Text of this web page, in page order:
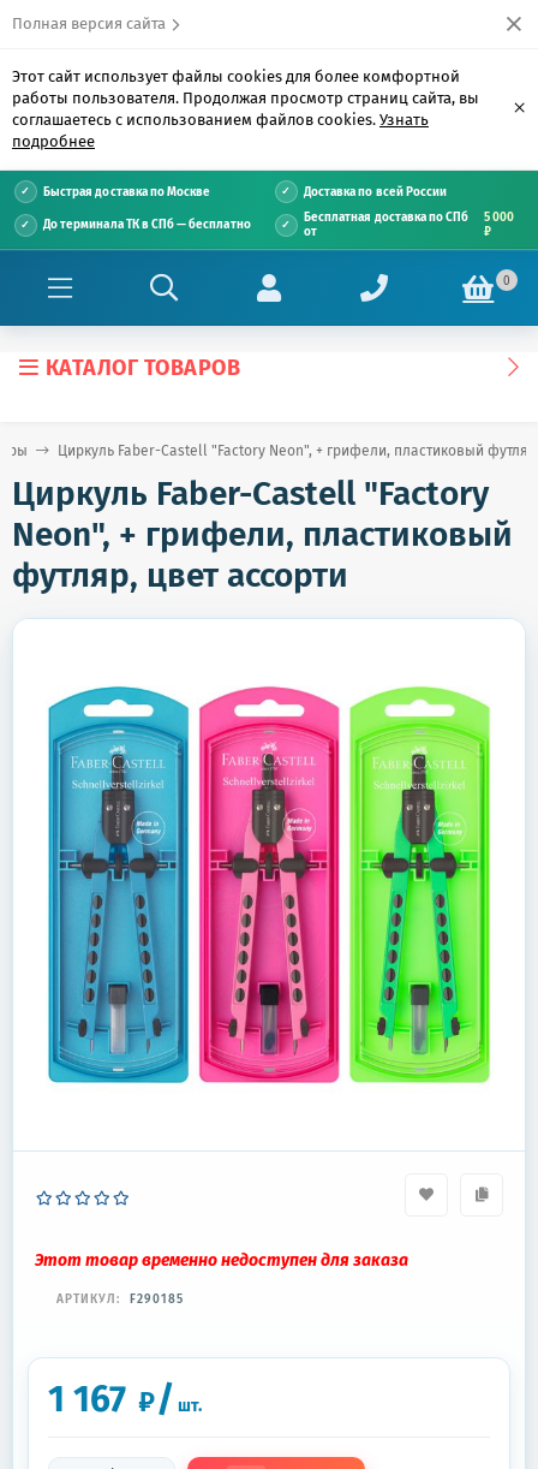
Полная версия сайта
Этот сайт использует файлы cookies для более комфортной
работы пользователя. Продолжая просмотр страниц сайта, вы
соглашаетесь с использованием файлов cookies. Узнать
подробнее
×
Быстрая доставка по Москве Доставка по всей России
До терминала ТК в СПб — бесплатно
Бесплатная доставка по СПб
от
5 000
₽
0
КАТАЛОГ ТОВАРОВ
Циркуль Faber-Castell "Factory Neon", + грифели, пластиковый
Циркуль Faber-Castell "Factory
Neon", + грифели, пластиковый
футляр, цвет ассорти
Этот товар временно недоступен для заказа
АРТИКУЛ: F290185
1 167 ₽/ шт.